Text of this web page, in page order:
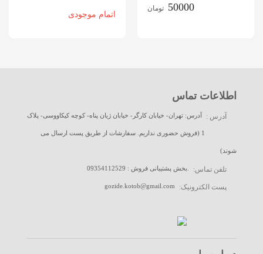
50000 تومان
اتمام موجودی
اطلاعات تماس
آدرس : آدرس: تهران- خیابان کارگر- خیابان ژیان پناه- کوچه کیکاووسی- پلاک
1 (فروش حضوری نداریم. سفارشات از طریق پست ارسال می
شوند)
تلفن تماس:
پست الکترونیک: gozide.kotob@gmail.com